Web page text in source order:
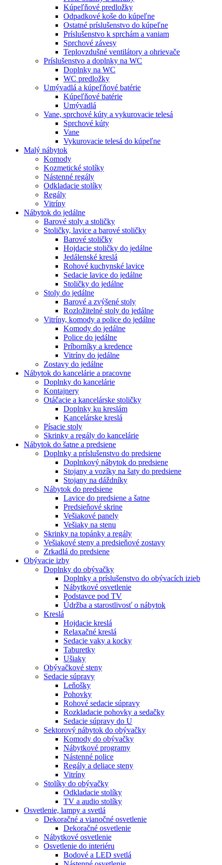
Kúpeľňové predložky
Odpadkové koše do kúpeľne
Ostatné príslušenstvo do kúpeľne
Príslušenstvo k sprchám a vaniam
Sprchové závesy
Teplovzdušné ventilátory a ohrievače
Príslušenstvo a doplnky na WC
Doplnky na WC
WC predložky
Umývadlá a kúpeľňové batérie
Kúpeľňové batérie
Umývadlá
Vane, sprchové kúty a vykurovacie telesá
Sprchové kúty
Vane
Vykurovacie telesá do kúpeľne
Malý nábytok
Komody
Kozmetické stolíky
Nástenné regály
Odkladacie stolíky
Regály
Vitríny
Nábytok do jedálne
Barové stoly a stoličky
Stoličky, lavice a barové stoličky
Barové stoličky
Hojdacie stoličky do jedálne
Jedálenské kreslá
Rohové kuchynské lavice
Sedacie lavice do jedálne
Stoličky do jedálne
Stoly do jedálne
Barové a zvýšené stoly
Rozložitelné stoly do jedálne
Vitríny, komody a police do jedálne
Komody do jedálne
Police do jedálne
Príborníky a kredence
Vitríny do jedálne
Zostavy do jedálne
Nábytok do kancelárie a pracovne
Doplnky do kancelárie
Kontajnery
Otáčacie a kancelárske stoličky
Doplnky ku kreslám
Kancelárske kreslá
Písacie stoly
Skrinky a regály do kancelárie
Nábytok do šatne a predsiene
Doplnky a príslušenstvo do predsiene
Doplnkový nábytok do predsiene
Stojany a vozíky na šaty do predsiene
Stojany na dáždníky
Nábytok do predsiene
Lavice do predsiene a šatne
Predsieňové skrine
Vešiakové panely
Vešiaky na stenu
Skrinky na topánky a regály
Vešiakové steny a predsieňové zostavy
Zrkadlá do predsiene
Obývacie izby
Doplnky do obývačky
Doplnky a príslušenstvo do obývacích izieb
Nábytkové osvetlenie
Podstavce pod TV
Údržba a starostlivosť o nábytok
Kreslá
Hojdacie kreslá
Relaxačné kreslá
Sedacie vaky a kocky
Taburetky
Ušiaky
Obývačkové steny
Sedacie súpravy
Leňošky
Pohovky
Rohové sedacie súpravy
Rozkladacie pohovky a sedačky
Sedacie súpravy do U
Sektorový nábytok do obývačky
Komody do obývačky
Nábytkové programy
Nástenné police
Regály a deliace steny
Vitríny
Stolíky do obývačky
Odkladacie stolíky
TV a audio stolíky
Osvetlenie, lampy a svetlá
Dekoračné a vianočné osvetlenie
Dekoračné osvetlenie
Nábytkové osvetlenie
Osvetlenie do interiéru
Bodové a LED svetlá